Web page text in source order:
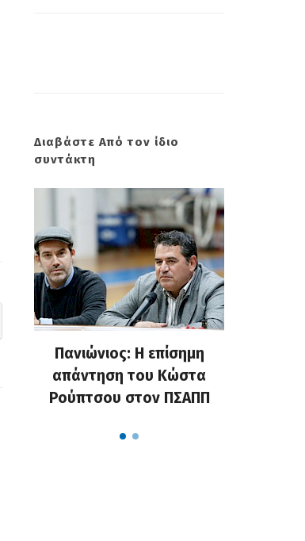
Διαβάστε Από τον ίδιο
συντάκτη
Πανιώνιος: Η επίσημη
απάντηση του Κώστα
Ρούπτσου στον ΠΣΑΠΠ